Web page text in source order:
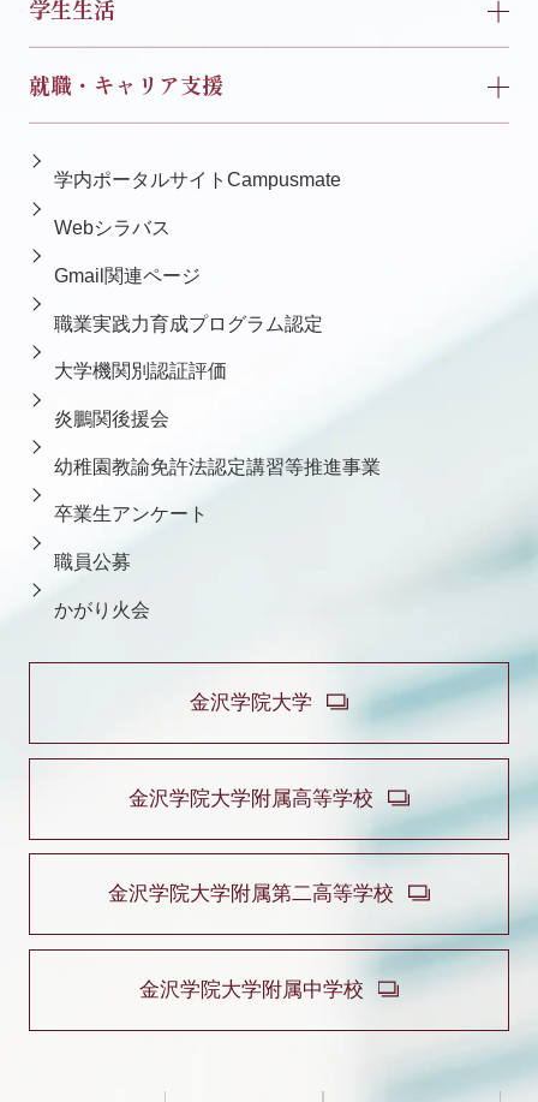
学生生活
就職・キャリア支援
学内ポータルサイトCampusmate
Webシラバス
Gmail関連ページ
職業実践力育成プログラム認定
大学機関別認証評価
炎鵬関後援会
幼稚園教諭免許法認定講習等推進事業
卒業生アンケート
職員公募
かがり火会
金沢学院大学
金沢学院大学附属高等学校
金沢学院大学附属第二高等学校
金沢学院大学附属中学校